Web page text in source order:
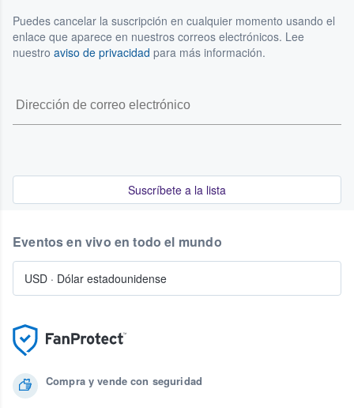
Puedes cancelar la suscripción en cualquier momento usando el
enlace que aparece en nuestros correos electrónicos. Lee
nuestro aviso de privacidad para más información.
Suscríbete a la lista
Compra y vende con seguridad
Eventos en vivo en todo el mundo
USD · Dólar estadounidense